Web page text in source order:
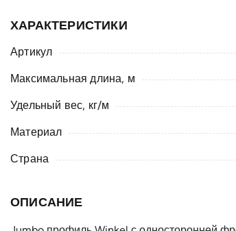
ХАРАКТЕРИСТИКИ
Артикул
Максимальная длина, м
Удельный вес, кг/м
Материал
Страна
ОПИСАНИЕ